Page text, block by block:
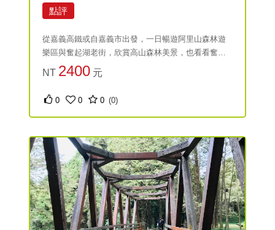
點評
從嘉義高鐵或自嘉義市出發，一日暢遊阿里山森林遊
樂區與奮起湖老街，欣賞高山森林美景，也看看奮起
湖老街，感受自然生態與老街魅力。
NT 2400 元
0 0 0 (0)